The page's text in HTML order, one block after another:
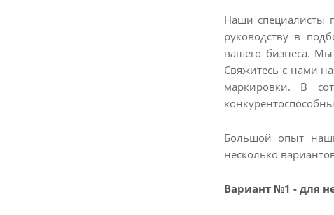
Наши специалисты
руководству в
вашего бизнеса.
Свяжитесь с нами
маркировки. В
Большой опыт
несколько
Вариант №1 - для